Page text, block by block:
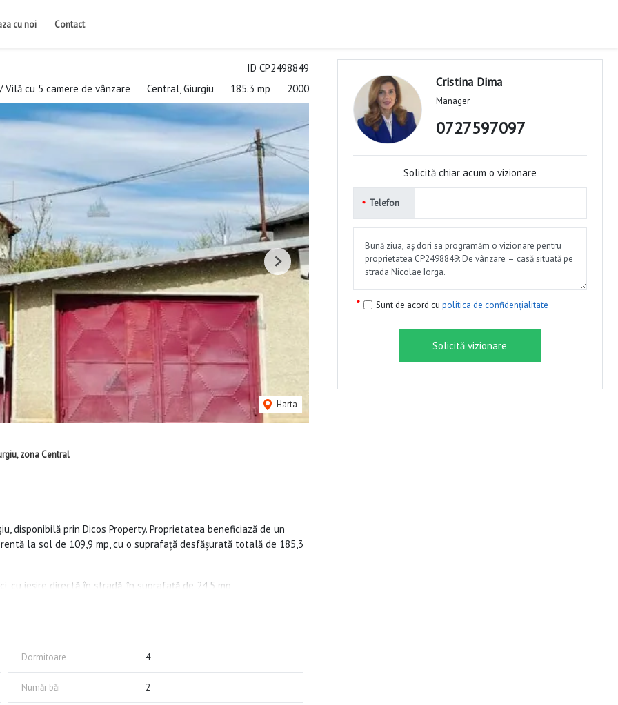
cu noi Contact
ID CP2498849
Vilă cu 5 camere de vânzare Central, Giurgiu 185.3 mp 2000
Harta
Next
zona Central
disponibilă prin Dicos Property. Proprietatea beneficiază de un
la sol de 109,9 mp, cu o suprafață desfășurată totală de 185,3
ieșire directă în stradă, în suprafață de 24,5 mp.
de luat masa, o bucătărie, o baie și un dormitor ce poate fi
mobilată, exact așa cum apare în fotografii.
în aer liber.
Dormitoare 4
Număr băi 2
Cristina Dima
Manager
0727597097
Solicită chiar acum o vizionare
Telefon
Sunt de acord cu politica de confidențialitate
Solicită vizionare